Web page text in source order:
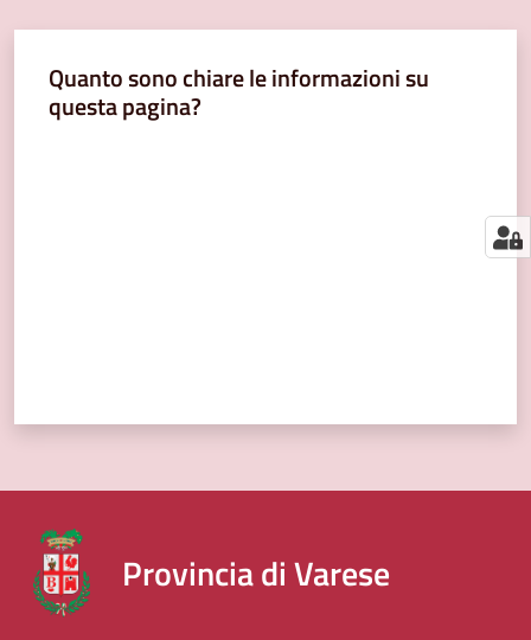
segnalazioni
Quanto sono chiare le informazioni su
questa pagina?
Provincia di Varese